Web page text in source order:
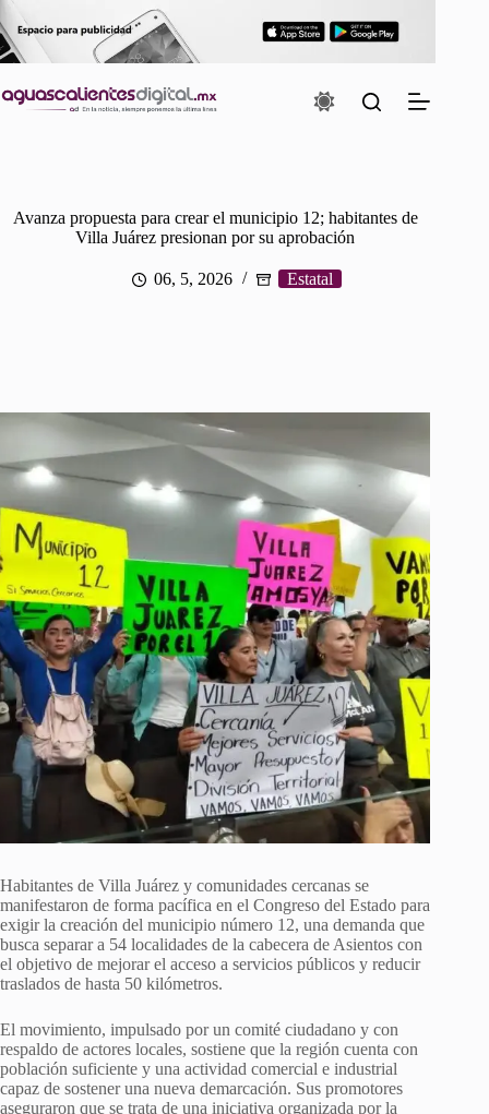
al
contenido
Avanza propuesta para crear el municipio 12; habitantes de
Villa Juárez presionan por su aprobación
06, 5, 2026 Estatal
Habitantes de Villa Juárez y comunidades cercanas se
manifestaron de forma pacífica en el Congreso del Estado para
exigir la creación del municipio número 12, una demanda que
busca separar a 54 localidades de la cabecera de Asientos con
el objetivo de mejorar el acceso a servicios públicos y reducir
traslados de hasta 50 kilómetros.
El movimiento, impulsado por un comité ciudadano y con
respaldo de actores locales, sostiene que la región cuenta con
población suficiente y una actividad comercial e industrial
capaz de sostener una nueva demarcación. Sus promotores
aseguraron que se trata de una iniciativa organizada por la